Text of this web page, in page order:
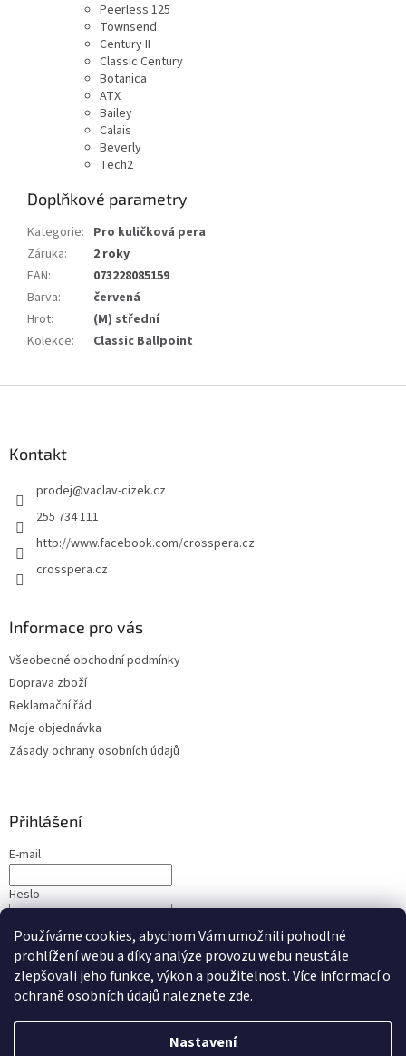
Používáme cookies, abychom Vám umožnili pohodlné
prohlížení webu a díky analýze provozu webu neustále
zlepšovali jeho funkce, výkon a použitelnost. Více informací o
ochraně osobních údajů naleznete zde.
Nastavení
Peerless 125
Townsend
Century II
Classic Century
Botanica
ATX
Bailey
Calais
Beverly
Tech2
Doplňkové parametry
Kategorie: Pro kuličková pera
Záruka:
2 roky
EAN:
073228085159
Barva:
červená
Hrot:
(M) střední
Kolekce: Classic Ballpoint
Kontakt
prodej@vaclav-cizek.cz
255 734 111
http://www.facebook.com/crosspera.cz
crosspera.cz
Informace pro vás
Všeobecné obchodní podmínky
Doprava zboží
Reklamační řád
Moje objednávka
Zásady ochrany osobních údajů
Přihlášení
E-mail
Heslo
PŘIHLÁSIT SE
Nová registrace Zapomenuté heslo
Vytvořil Shoptet